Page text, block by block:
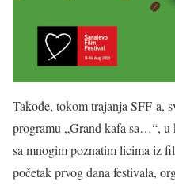
Takođe, tokom trajanja SFF-a,
programu „Grand kafa sa…“, u
sa mnogim poznatim licima iz
početak prvog dana festivala,